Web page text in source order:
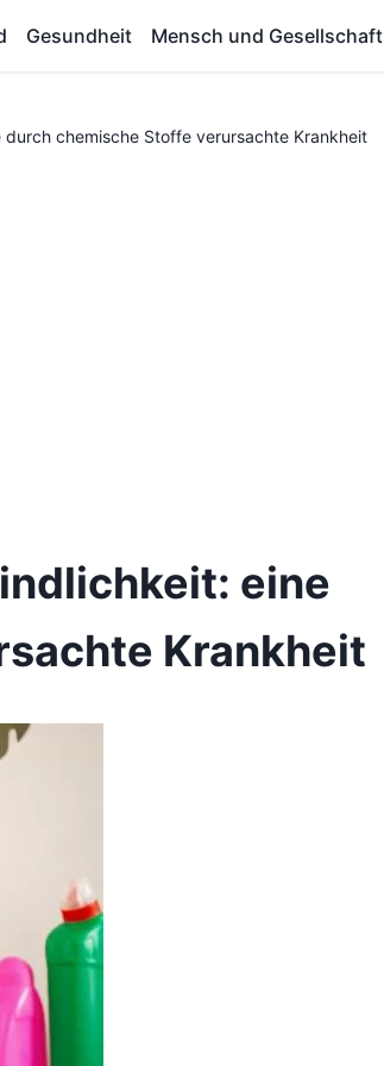
Gesundheit Mensch und Gesellschaft
chemische Stoffe verursachte Krankheit
eine
Krankheit